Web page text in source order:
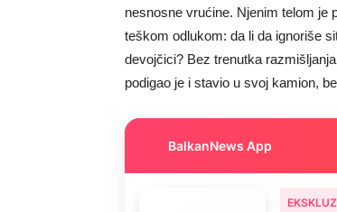
nesnosne vrućine. Njenim telom je
teškom odlukom: da li da ignoriše
devojčici? Bez trenutka
podigao je i stavio u svoj kamion,
BalkanNews App